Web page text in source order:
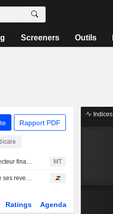
Screeners Outils
Rapport PDF
Ansell nomme un nouveau directeur financier MT
Ansell transforme la stabilité de ses revenus en une solide croissance des bénéfices
Ratings Agenda
Indices